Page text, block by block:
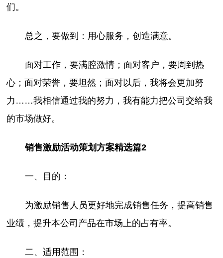
们。
总之，要做到：用心服务，创造满意。
面对工作，要满腔激情；面对客户，要周到热
心；面对荣誉，要坦然；面对以后，我将会更加努
力……我相信通过我的努力，我有能力把公司交给我
的市场做好。
销售激励活动策划方案精选篇2
一、目的：
为激励销售人员更好地完成销售任务，提高销售
业绩，提升本公司产品在市场上的占有率。
二、适用范围：